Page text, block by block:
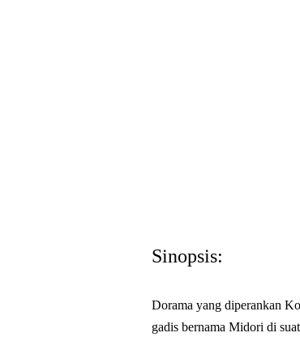
Sinopsis:
Dorama yang diperankan
gadis bernama Midori di